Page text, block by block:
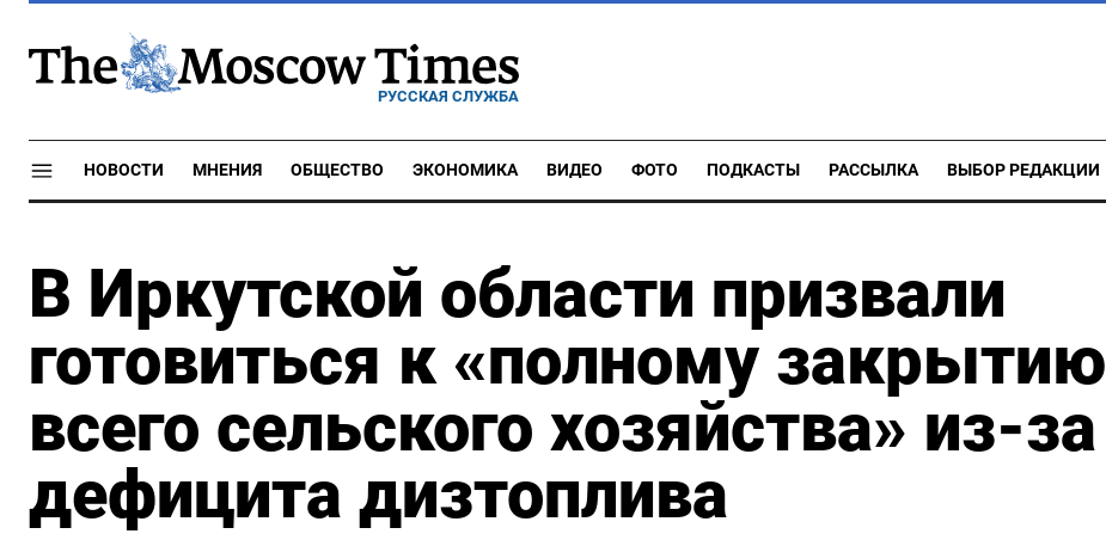
РУССКАЯ СЛУЖБА
НОВОСТИ МНЕНИЯ ОБЩЕСТВО ЭКОНОМИКА ВИДЕО ФОТО ПОДКАСТЫ РАССЫЛКА ВЫБОР РЕДАКЦИИ
В Иркутской области призвали
готовиться к «полному закрытию
всего сельского хозяйства» из-за
дефицита дизтоплива